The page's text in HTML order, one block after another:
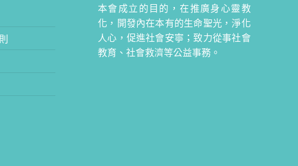
本會成立的目的，在推廣身心靈教
化，開發內在本有的生命聖光，淨化
人心，促進社會安寧；致力從事社會
教育、社會救濟等公益事務。